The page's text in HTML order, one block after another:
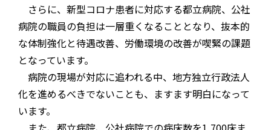
さらに、新型コロナ患者に対応する都立病院、公社
病院の職員の負担は一層重くなることとなり、抜本的
な体制強化と待遇改善、労働環境の改善が喫緊の課題
となっています。
病院の現場が対応に追われる中、地方独立行政法人
化を進めるべきでないことも、ますます明白になって
います。